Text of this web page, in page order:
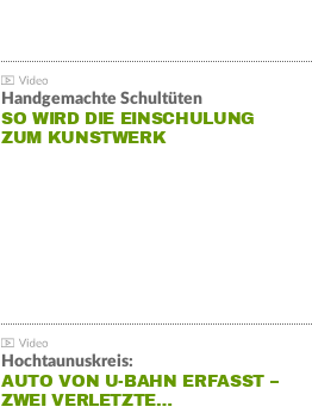
Handgemachte Schultüten
SO WIRD DIE EINSCHULUNG
ZUM KUNSTWERK
Hochtaunuskreis:
AUTO VON U-BAHN ERFASST –
ZWEI VERLETZTE…